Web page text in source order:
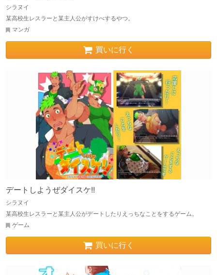
シラヌイ
某高校生レスラーと某主人公がすけべするやつ。
マンガ
買いに行く
デートしようぜダイスケ!!
シラヌイ
某高校生レスラーと某主人公がデートしたりえっちなことをするゲーム。
ゲーム
買いに行く